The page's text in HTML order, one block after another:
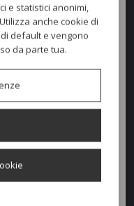
che avvolge l'intera
estruso,
rendendo
che residenziale.
una vasta gamma di
e statistici anonimi,
anche cookie di
default e vengono
da parte tua.